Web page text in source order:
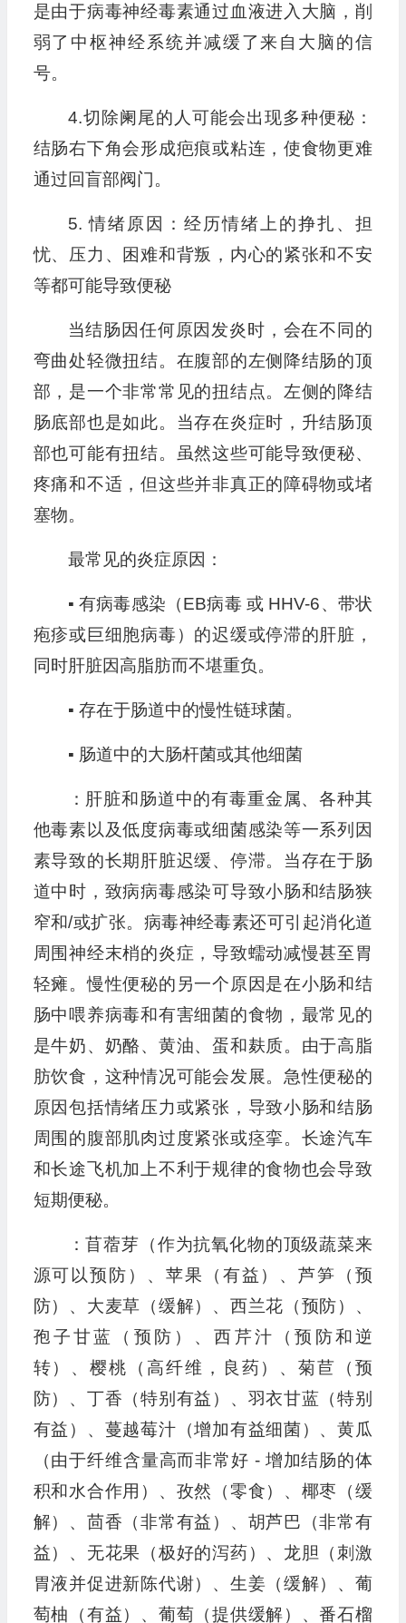
是由于病毒神经毒素通过血液进入大脑，削
弱了中枢神经系统并减缓了来自大脑的信
号。
4.切除阑尾的人可能会出现多种便秘：
结肠右下角会形成疤痕或粘连，使食物更难
通过回盲部阀门。
5. 情绪原因：经历情绪上的挣扎、担
忧、压力、困难和背叛，内心的紧张和不安
等都可能导致便秘
当结肠因任何原因发炎时，会在不同的
弯曲处轻微扭结。在腹部的左侧降结肠的顶
部，是一个非常常见的扭结点。左侧的降结
肠底部也是如此。当存在炎症时，升结肠顶
部也可能有扭结。虽然这些可能导致便秘、
疼痛和不适，但这些并非真正的障碍物或堵
塞物。
最常见的炎症原因：
▪ 有病毒感染（EB病毒 或 HHV-6、带状
疱疹或巨细胞病毒）的迟缓或停滞的肝脏，
同时肝脏因高脂肪而不堪重负。
▪ 存在于肠道中的慢性链球菌。
▪ 肠道中的大肠杆菌或其他细菌
：肝脏和肠道中的有毒重金属、各种其
他毒素以及低度病毒或细菌感染等一系列因
素导致的长期肝脏迟缓、停滞。当存在于肠
道中时，致病病毒感染可导致小肠和结肠狭
窄和/或扩张。病毒神经毒素还可引起消化道
周围神经末梢的炎症，导致蠕动减慢甚至胃
轻瘫。慢性便秘的另一个原因是在小肠和结
肠中喂养病毒和有害细菌的食物，最常见的
是牛奶、奶酪、黄油、蛋和麸质。由于高脂
肪饮食，这种情况可能会发展。急性便秘的
原因包括情绪压力或紧张，导致小肠和结肠
周围的腹部肌肉过度紧张或痉挛。长途汽车
和长途飞机加上不利于规律的食物也会导致
短期便秘。
：苜蓿芽（作为抗氧化物的顶级蔬菜来
源可以预防）、苹果（有益）、芦笋（预
防）、大麦草（缓解）、西兰花（预防）、
孢子甘蓝（预防）、西芹汁（预防和逆
转）、樱桃（高纤维，良药）、菊苣（预
防）、丁香（特别有益）、羽衣甘蓝（特别
有益）、蔓越莓汁（增加有益细菌）、黄瓜
（由于纤维含量高而非常好 - 增加结肠的体
积和水合作用）、孜然（零食）、椰枣（缓
解）、茴香（非常有益）、胡芦巴（非常有
益）、无花果（极好的泻药）、龙胆（刺激
胃液并促进新陈代谢）、生姜（缓解）、葡
萄柚（有益）、葡萄（提供缓解）、番石榴